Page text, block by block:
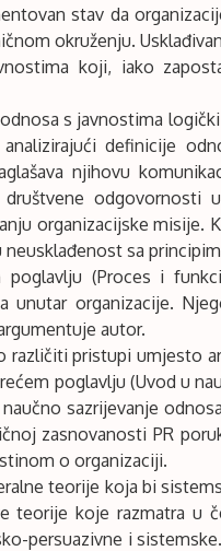
stav da
okruženju.
koji, iako
s javnostima
definicije
njihovu
odgovornosti
organizacijske misije.
sa
(Proces i
unutar organizacije.
autor.
pristupi umjesto
poglavlju (Uvod u
sazrijevanje
zasnovanosti PR
o organizaciji.
teorije koja bi
teorije koje razmatra u
persuazivne i